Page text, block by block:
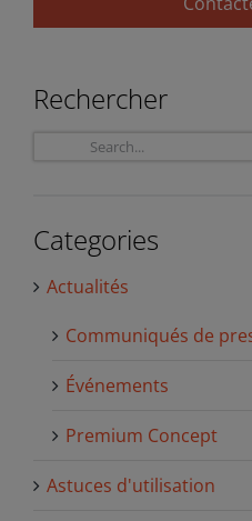
Rechercher
Categories
Actualités
Communiqués de
Événements
Premium Concept
Astuces d'utilisation